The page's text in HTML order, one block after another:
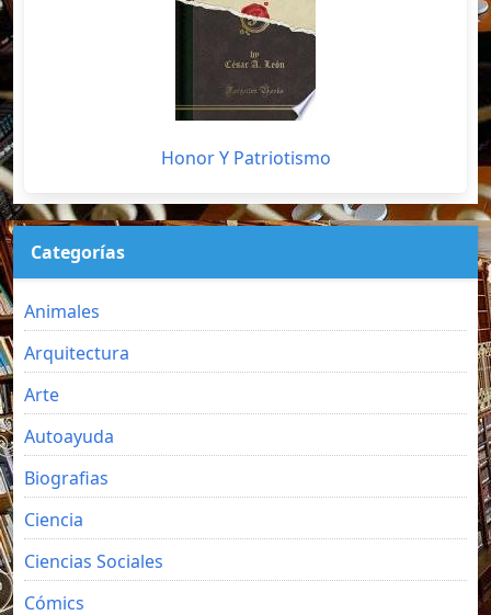
Honor Y Patriotismo
Categorías
Animales
Arquitectura
Arte
Autoayuda
Biografias
Ciencia
Ciencias Sociales
Cómics